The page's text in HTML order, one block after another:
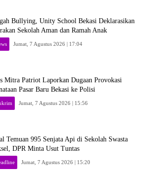
Bullying, Unity School Bekasi Deklarasikan
Sekolah Aman dan Ramah Anak
Jumat, 7 Agustus 2026 | 17:04
Mitra Patriot Laporkan Dugaan Provokasi
Pasar Baru Bekasi ke Polisi
Jumat, 7 Agustus 2026 | 15:56
Temuan 995 Senjata Api di Sekolah Swasta
DPR Minta Usut Tuntas
Jumat, 7 Agustus 2026 | 15:20